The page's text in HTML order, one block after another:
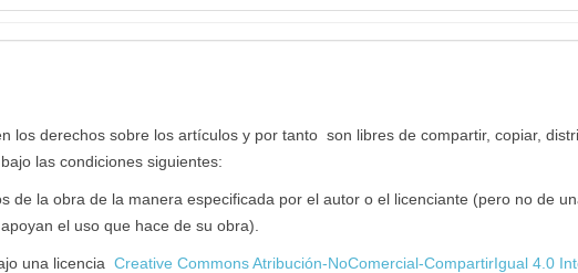
los derechos sobre los artículos y por tanto son libres de compartir, copiar,
las condiciones siguientes:
de la obra de la manera especificada por el autor o el licenciante (pero no de
el uso que hace de su obra).
una licenciaCreative Commons Atribución-NoComercial-CompartirIgual 4.0